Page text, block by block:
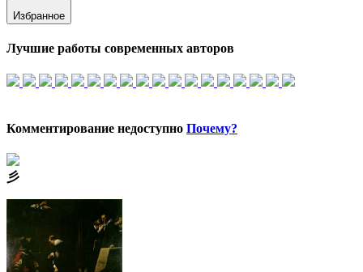
Избранное
Лучшие работы современных авторов
Комментирование недоступно Почему?
⼺